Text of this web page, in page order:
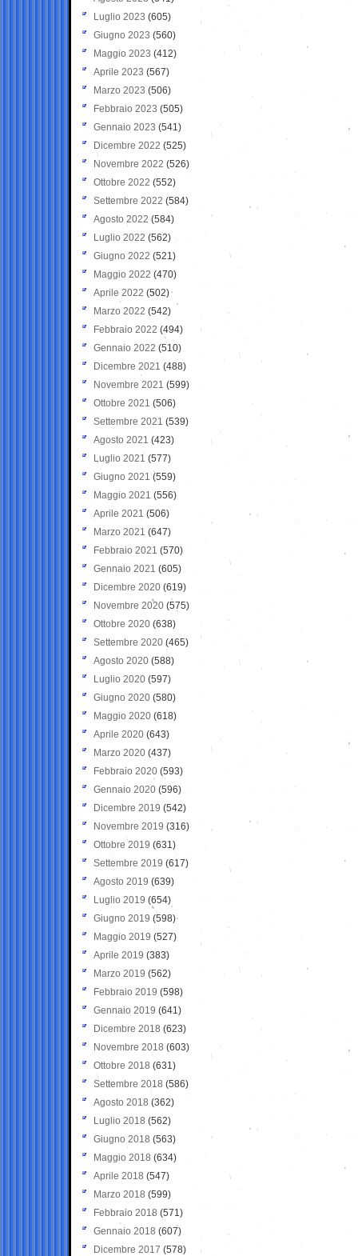
Luglio 2023 (605)
Giugno 2023 (560)
Maggio 2023 (412)
Aprile 2023 (567)
Marzo 2023 (506)
Febbraio 2023 (505)
Gennaio 2023 (541)
Dicembre 2022 (525)
Novembre 2022 (526)
Ottobre 2022 (552)
Settembre 2022 (584)
Agosto 2022 (584)
Luglio 2022 (562)
Giugno 2022 (521)
Maggio 2022 (470)
Aprile 2022 (502)
Marzo 2022 (542)
Febbraio 2022 (494)
Gennaio 2022 (510)
Dicembre 2021 (488)
Novembre 2021 (599)
Ottobre 2021 (506)
Settembre 2021 (539)
Agosto 2021 (423)
Luglio 2021 (577)
Giugno 2021(559)
Maggio 2021 (556)
Aprile 2021 (506)
Marzo 2021 (647)
Febbraio 2021 (570)
Gennaio 2021 (605)
Dicembre 2020 (619)
Novembre 2020 (575)
Ottobre 2020 (638)
Settembre 2020(465)
Agosto 2020 (588)
Luglio 2020 (597)
Giugno 2020 (580)
Maggio 2020 (618)
Aprile 2020 (643)
Marzo 2020 (437)
Febbraio 2020 (593)
Gennaio 2020 (596)
Dicembre 2019 (542)
Novembre 2019 (316)
Ottobre 2019 (631)
Settembre 2019 (617)
Agosto 2019 (639)
Luglio 2019 (654)
Giugno 2019 (598)
Maggio 2019 (527)
Aprile 2019 (383)
Marzo 2019 (562)
Febbraio 2019 (598)
Gennaio 2019 (641)
Dicembre 2018 (623)
Novembre 2018 (603)
Ottobre 2018 (631)
Settembre 2018 (586)
Agosto 2018 (362)
Luglio 2018 (562)
Giugno 2018 (563)
Maggio 2018 (634)
Aprile 2018 (547)
Marzo 2018 (599)
Febbraio 2018 (571)
Gennaio 2018 (607)
Dicembre 2017 (578)